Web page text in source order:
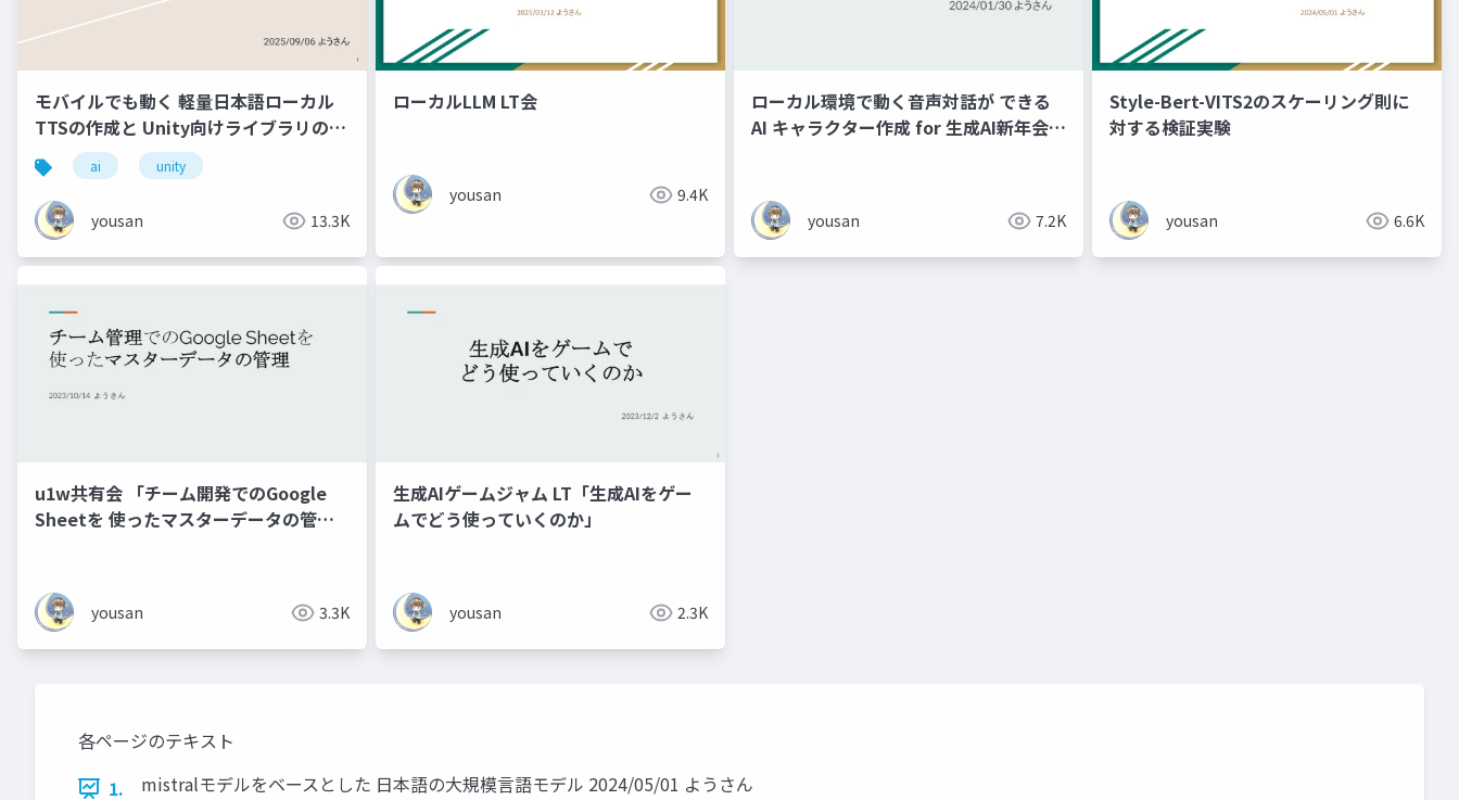
モバイルでも動く 軽量日本語ローカル
TTSの作成と Unity向けライブラリの開
発 ~ piper-plusとuPiperの開発の秘話 ~
ai unity
yousan 13.3K
ローカルLLM LT会
yousan 9.4K
ローカル環境で動く音声対話が できる
AI キャラクター作成 for 生成AI新年会
yousan 7.2K
Style-Bert-VITS2のスケーリング則に
対する検証実験
yousan 6.6K
u1w共有会 「チーム開発でのGoogle
Sheetを 使ったマスターデータの管
yousan 3.3K
生成AIゲームジャム LT「生成AIをゲー
ムでどう使っていくのか」
yousan 2.3K
各ページのテキスト
1.
mistralモデルをベースとした 日本語の大規模言語モデル 2024/05/01 ようさん